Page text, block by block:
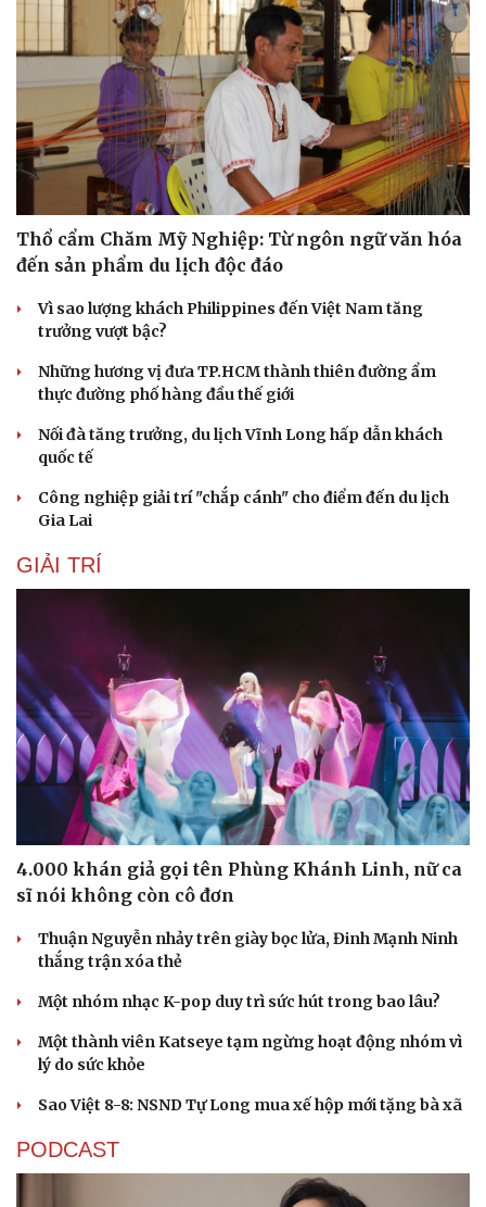
Du lịch
Tư vấn
Săn Tour
check-in
Podcast
Câu chuyện thời sự
Đọc truyện đêm khuya
Cửa sổ tình yêu
Kể chuyện cho bé
Thổ cẩm Chăm Mỹ Nghiệp: Từ ngôn ngữ văn hóa
đến sản phẩm du lịch độc đáo
Vì sao lượng khách Philippines đến Việt Nam tăng
trưởng vượt bậc?
Những hương vị đưa TP.HCM thành thiên đường ẩm
thực đường phố hàng đầu thế giới
Nối đà tăng trưởng, du lịch Vĩnh Long hấp dẫn khách
quốc tế
Công nghiệp giải trí "chắp cánh" cho điểm đến du lịch
Gia Lai
GIẢI TRÍ
4.000 khán giả gọi tên Phùng Khánh Linh, nữ ca
sĩ nói không còn cô đơn
Thuận Nguyễn nhảy trên giày bọc lửa, Đinh Mạnh Ninh
thắng trận xóa thẻ
Một nhóm nhạc K-pop duy trì sức hút trong bao lâu?
Một thành viên Katseye tạm ngừng hoạt động nhóm vì
lý do sức khỏe
Sao Việt 8-8: NSND Tự Long mua xế hộp mới tặng bà xã
PODCAST